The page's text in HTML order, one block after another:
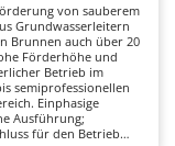
bei Akkumodellen
eines angemessenen
während längerer
von sauberem
Grundwasserleitern
Brunnen auch über 20
Förderhöhe und
Betrieb im
semiprofessionellen
Ausführung;
für den Betrieb